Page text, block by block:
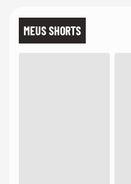
MEUS SHORTS